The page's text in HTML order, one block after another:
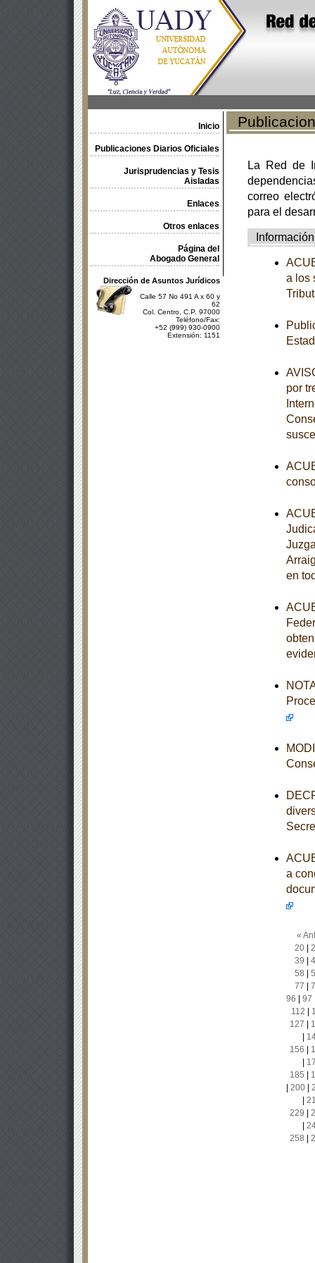
Inicio
Publicaciones Diarios Oficiales
Jurisprudencias y Tesis
Aisladas
Enlaces
Otros enlaces
Página del
Abogado General
Dirección de Asuntos Jurídicos
Calle 57 No 491 A x 60 y
62
Col. Centro, C.P. 97000
Teléfono/Fax:
+52 (999) 930-0900
Extensión: 1151
La Red de
correo
para el
Información
a los
por
en
a
«
20|
39
58
77
96
97
112
127
156
185
200|
229
258